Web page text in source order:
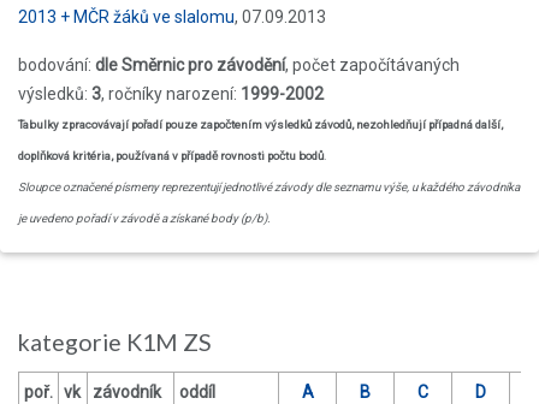
2013 + MČR žáků ve slalomu, 07.09.2013
bodování: dle Směrnic pro závodění, počet započítávaných
výsledků: 3, ročníky narození: 1999-2002
Tabulky zpracovávají pořadí pouze započtením výsledků závodů, nezohledňují případná další,
doplňková kritéria, používaná v případě rovnosti počtu bodů.
Sloupce označené písmeny reprezentují jednotlivé závody dle seznamu výše, u každého závodníka
je uvedeno pořadí v závodě a získané body (p/b).
kategorie K1M ZS
poř. vk závodník oddíl
A
B
C
D